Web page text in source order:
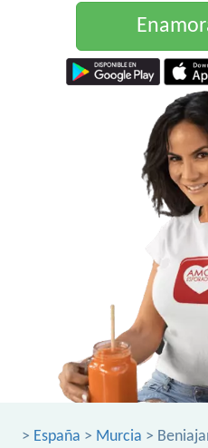
> España > Murcia >